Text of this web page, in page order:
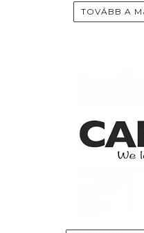
TOVÁBB A